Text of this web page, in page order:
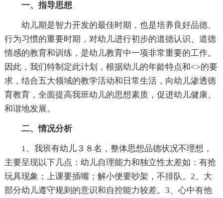
一、指导思想
幼儿期是智力开发的最佳时期，也是培养良好品德、
行为习惯的重要时期，对幼儿进行初步的道德认识、道德
情感的教育和训练，是幼儿教育中一项非常重要的工作。
因此，我们特制定此计划，根据幼儿的年龄特点和<>的要
求，结合五大领域的教学活动和日常生活，向幼儿渗透德
育教育，全面提高我班幼儿的思想素质，促进幼儿健康、
和谐地发展。
二、情况分析
1、我班有幼儿３８名，整体思想品德状况不理想，
主要呈现以下几点：幼儿自理能力和独立性太差如：有抢
玩具现象；上课要插嘴；解小便要吵架，不排队。2、大
部分幼儿遵守规则的意识和自控能力较差。3、心中有他